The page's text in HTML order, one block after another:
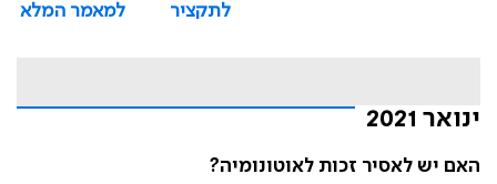
לתקציר
למאמר המלא
ינואר 2021
האם יש לאסיר זכות לאוטונומיה?